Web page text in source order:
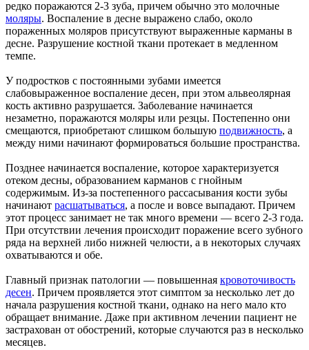
редко поражаются 2-3 зуба, причем обычно это молочные
моляры. Воспаление в десне выражено слабо, около
пораженных моляров присутствуют выраженные карманы в
десне. Разрушение костной ткани протекает в медленном
темпе.
У подростков с постоянными зубами имеется
слабовыраженное воспаление десен, при этом альвеолярная
кость активно разрушается. Заболевание начинается
незаметно, поражаются моляры или резцы. Постепенно они
смещаются, приобретают слишком большую подвижность, а
между ними начинают формироваться большие пространства.
Позднее начинается воспаление, которое характеризуется
отеком десны, образованием карманов с гнойным
содержимым. Из-за постепенного рассасывания кости зубы
начинают расшатываться, а после и вовсе выпадают. Причем
этот процесс занимает не так много времени ― всего 2-3 года.
При отсутствии лечения происходит поражение всего зубного
ряда на верхней либо нижней челюсти, а в некоторых случаях
охватываются и обе.
Главный признак патологии ― повышенная кровоточивость
десен. Причем проявляется этот симптом за несколько лет до
начала разрушения костной ткани, однако на него мало кто
обращает внимание. Даже при активном лечении пациент не
застрахован от обострений, которые случаются раз в несколько
месяцев.